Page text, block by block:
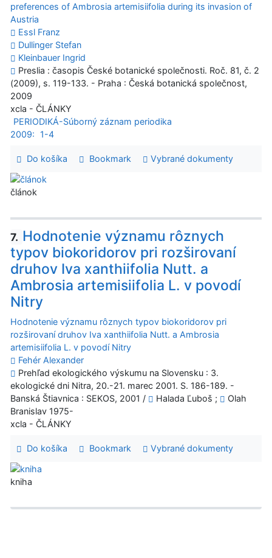
preferences of Ambrosia artemisiifolia during its invasion of
Austria
Essl Franz
Dullinger Stefan
Kleinbauer Ingrid
Preslia : časopis České botanické společnosti. Roč. 81, č. 2
(2009), s. 119-133. - Praha : Česká botanická společnost,
2009
xcla - ČLÁNKY
PERIODIKÁ-Súborný záznam periodika
2009:
1-4
Do košíka Bookmark Vybrané dokumenty
článok
7. Hodnotenie významu rôznych
typov biokoridorov pri rozširovaní
druhov Iva xanthiifolia Nutt. a
Ambrosia artemisiifolia L. v povodí
Nitry
Hodnotenie významu rôznych typov biokoridorov pri
rozširovaní druhov Iva xanthiifolia Nutt. a Ambrosia
artemisiifolia L. v povodí Nitry
Fehér Alexander
Prehľad ekologického výskumu na Slovensku : 3.
ekologické dni Nitra, 20.-21. marec 2001. S. 186-189. -
Banská Štiavnica : SEKOS, 2001 /
Halada Ľuboš ;
Olah
Branislav 1975-
xcla - ČLÁNKY
Do košíka Bookmark Vybrané dokumenty
kniha